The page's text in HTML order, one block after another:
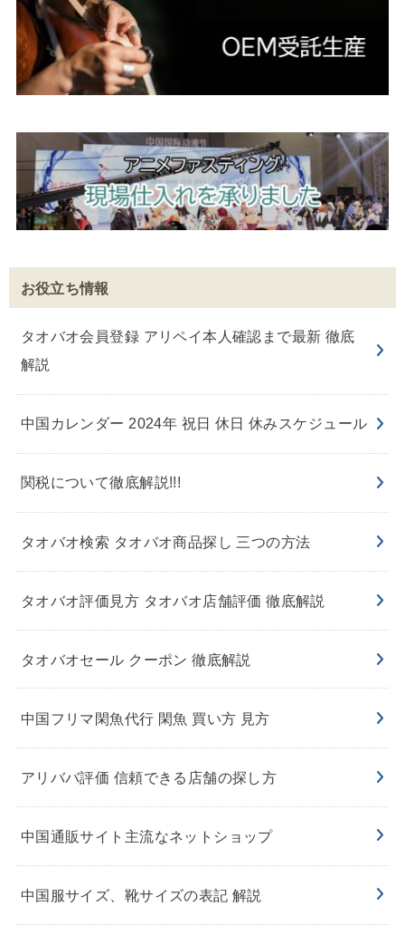
お役立ち情報
タオバオ会員登録 アリペイ本人確認まで最新 徹底
解説
中国カレンダー 2024年 祝日 休日 休みスケジュール
関税について徹底解説!!!
タオバオ検索 タオバオ商品探し 三つの方法
タオバオ評価見方 タオバオ店舗評価 徹底解説
タオバオセール クーポン 徹底解説
中国フリマ閑魚代行 閑魚 買い方 見方
アリババ評価 信頼できる店舗の探し方
中国通販サイト主流なネットショップ
中国服サイズ、靴サイズの表記 解説